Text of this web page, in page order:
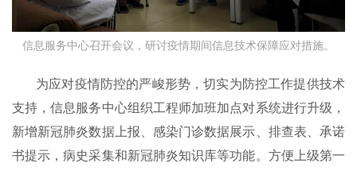
信息服务中心召开会议，研讨疫情期间信息技术保障应对措施。
为应对疫情防控的严峻形势，切实为防控工作提供技术
支持，信息服务中心组织工程师加班加点对系统进行升级，
新增新冠肺炎数据上报、感染门诊数据展示、排查表、承诺
书提示，病史采集和新冠肺炎知识库等功能。方便上级第一